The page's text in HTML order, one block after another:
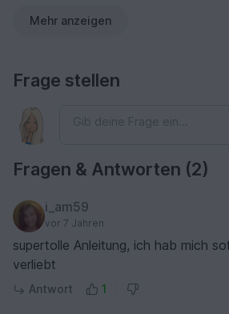
Mehr anzeigen
Frage stellen
Fragen & Antworten (2)
i_am59
vor 7 Jahren
supertolle Anleitung, ich hab mich
verliebt
Antwort 1